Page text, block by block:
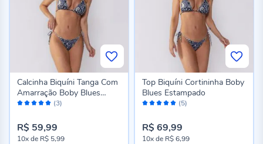
Avaliação: (3)
Calcinha Biquíni Tanga Com
Amarração Boby Blues
Estampado
R$ 59,99
10xde R$ 5,99
Avaliação: (5)
Top Biquíni Cortininha Boby
Blues Estampado
R$ 69,99
10xde R$ 6,99